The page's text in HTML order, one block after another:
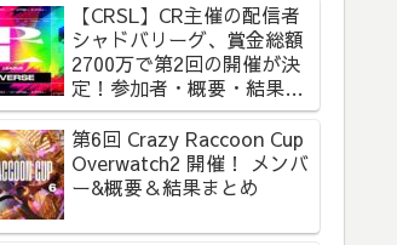
【CRSL】CR主催の配信者
シャドバリーグ、賞金総額
2700万で第2回の開催が決
定！参加者・概要・結果ま
とめ【CR Streamer
League Shadowverse】
第6回 Crazy Raccoon Cup
Overwatch2 開催！ メンバ
ー&概要＆結果まとめ